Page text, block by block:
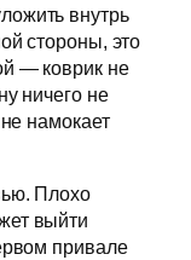
внутрь
стороны, это
— коврик не
ничего не
намокает
Плохо
выйти
привале